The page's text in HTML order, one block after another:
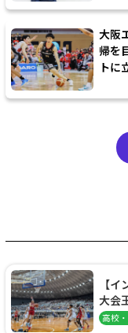
大阪
帰を
トに
【
大会
阜女
高校